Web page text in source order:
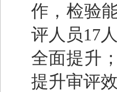
作，检验
评人员17
全面提升
提升审评效